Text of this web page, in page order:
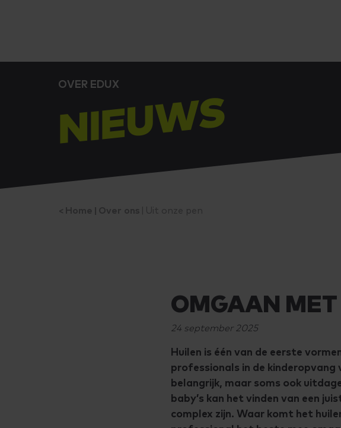
OVER EDUX
NIEUWS
OMGAAN MET
24 september 2025
Huilen is één van de eerste
professionals in de kinderopvang
belangrijk, maar soms ook
baby’s kan het vinden van een
complex zijn. Waar komt het